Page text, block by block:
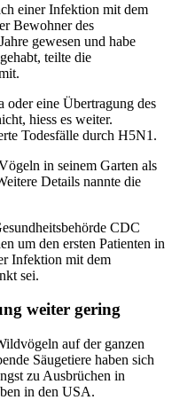
einer Infektion mit dem
Bewohner des
gewesen und habe
teilte die
eine Übertragung des
hiess es weiter.
Todesfälle durch H5N1.
in seinem Garten als
Details nannte die
CDC
um den ersten Patienten in
Infektion mit dem
sei.
weiter gering
auf der ganzen
Säugetiere haben sich
zu Ausbrüchen in
in den USA.